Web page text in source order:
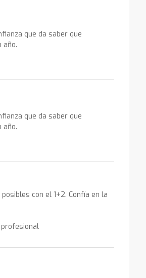
que da saber que
año.
que da saber que
año.
con el 1+2. Confía en la